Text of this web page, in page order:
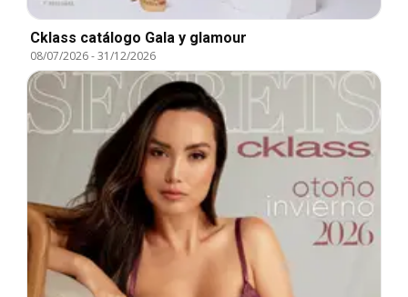
Cklass catálogo Gala y glamour
08/07/2026-31/12/2026